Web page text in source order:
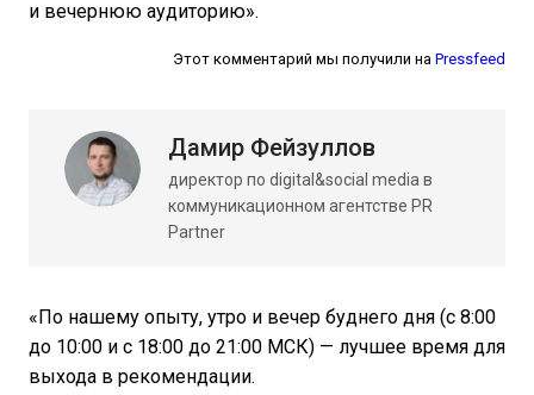
и вечернюю аудиторию».
Этот комментарий мы получили на Pressfeed
Дамир Фейзуллов
директор по digital&social media в
коммуникационном агентстве PR
Partner
«По нашему опыту, утро и вечер буднего дня (с 8:00
до 10:00 и с 18:00 до 21:00 МСК) — лучшее время для
выхода в рекомендации.